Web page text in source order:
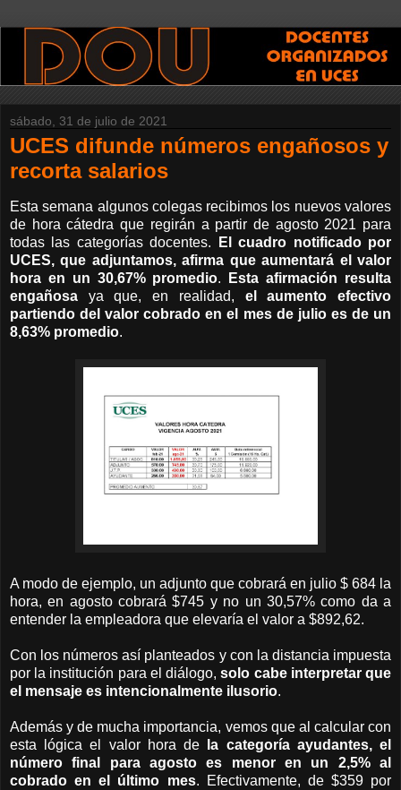
sábado, 31 de julio de 2021
UCES difunde números engañosos y
recorta salarios
Esta semana algunos colegas recibimos los nuevos valores
de hora cátedra que regirán a partir de agosto 2021 para
todas las categorías docentes.
El cuadro notificado por
UCES, que adjuntamos, afirma que aumentará el valor
hora en un 30,67% promedio.
Esta afirmación resulta
engañosa ya que, en realidad, el aumento efectivo
partiendo del valor cobrado en el mes de julio es de un
8,63% promedio.
A modo de ejemplo, un adjunto que cobrará en julio $ 684 la
hora, en agosto cobrará $745 y no un 30,57% como da a
entender la empleadora que elevaría el valor a $892,62.
Con los números así planteados y con la distancia impuesta
por la institución para el diálogo,solo cabe interpretar que
el mensaje es intencionalmente ilusorio.
Además y de mucha importancia, vemos que al calcular con
esta lógica el valor hora de la categoría ayudantes, el
número final para agosto es menor en un 2,5% al
cobrado en el último mes. Efectivamente, de $359 por